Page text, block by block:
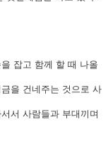
잡고 함께 할 때 나올
을 건네주는 것으로 사
서 사람들과 부대끼며